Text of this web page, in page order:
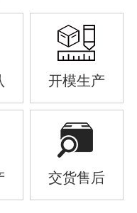
开模生产
交货售后